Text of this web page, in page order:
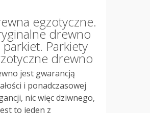
egzotyczne.
drewno
parkiet. Parkiety
drewno
jest gwarancją
i ponadczasowej
nic więc dziwnego,
to jeden z